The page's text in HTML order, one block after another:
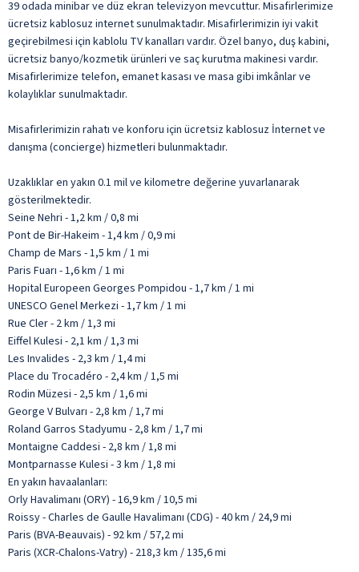
39 odada minibar ve düz ekran televizyon mevcuttur. Misafirlerimize
ücretsiz kablosuz internet sunulmaktadır. Misafirlerimizin iyi vakit
geçirebilmesi için kablolu TV kanalları vardır. Özel banyo, duş kabini,
ücretsiz banyo/kozmetik ürünleri ve saç kurutma makinesi vardır.
Misafirlerimize telefon, emanet kasası ve masa gibi imkânlar ve
kolaylıklar sunulmaktadır.
Misafirlerimizin rahatı ve konforu için ücretsiz kablosuz İnternet ve
danışma (concierge) hizmetleri bulunmaktadır.
Uzaklıklar en yakın 0.1 mil ve kilometre değerine yuvarlanarak
gösterilmektedir.
Seine Nehri - 1,2 km / 0,8 mi
Pont de Bir-Hakeim - 1,4 km / 0,9 mi
Champ de Mars - 1,5 km / 1 mi
Paris Fuarı - 1,6 km / 1 mi
Hopital Europeen Georges Pompidou - 1,7 km / 1 mi
UNESCO Genel Merkezi - 1,7 km / 1 mi
Rue Cler - 2 km / 1,3 mi
Eiffel Kulesi - 2,1 km / 1,3 mi
Les Invalides - 2,3 km / 1,4 mi
Place du Trocadéro - 2,4 km / 1,5 mi
Rodin Müzesi - 2,5 km / 1,6 mi
George V Bulvarı - 2,8 km / 1,7 mi
Roland Garros Stadyumu - 2,8 km / 1,7 mi
Montaigne Caddesi - 2,8 km / 1,8 mi
Montparnasse Kulesi - 3 km / 1,8 mi
En yakın havaalanları:
Orly Havalimanı (ORY) - 16,9 km / 10,5 mi
Roissy - Charles de Gaulle Havalimanı (CDG) - 40 km / 24,9 mi
Paris (BVA-Beauvais) - 92 km / 57,2 mi
Paris (XCR-Chalons-Vatry) - 218,3 km / 135,6 mi